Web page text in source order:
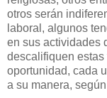
otros serán
laboral, algunos
en sus actividades
descalifiquen
oportunidad, cada
a su manera,